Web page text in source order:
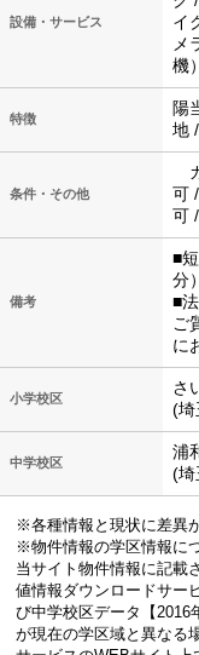
設備・サービス
イ
メ
機
特徴
陽
地
条件・その他
可
可
備考
■
分）
■
ご
に
小学校区
さ
(埼
中学校区
浦
(埼
※各種情報と現状に差異
※物件情報の学区情報に
当サイト物件情報に記載
値情報ダウンロードサー
び中学校区データ【2016
が現在の学区域と異なる